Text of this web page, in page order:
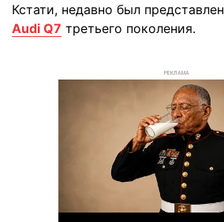
Кстати, недавно был представлен
Audi Q7 третьего поколения.
РЕКЛАМА